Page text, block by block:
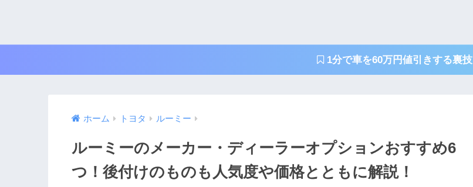
1分で車を60万円値引きする裏技
ホーム トヨタ ルーミー
ルーミーのメーカー・ディーラーオプションおすすめ6
つ！後付けのものも人気度や価格とともに解説！